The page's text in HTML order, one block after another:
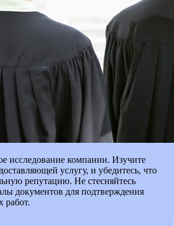
исследование компании. Изучите
услугу, и убедитесь, что
репутацию. Не стесняйтесь
документов для подтверждения
работ.